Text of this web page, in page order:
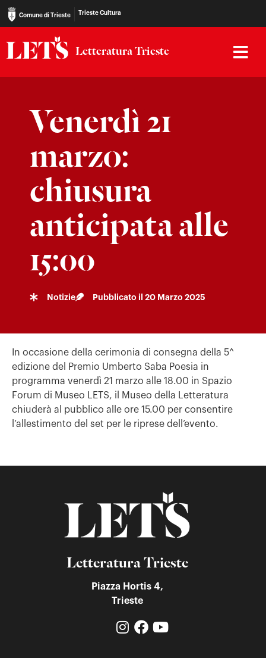
Comune di Trieste Trieste Cultura
Letteratura Trieste
Venerdì 21
marzo:
chiusura
anticipata alle
15:00
Notizie Pubblicato il 20 Marzo 2025
In occasione della cerimonia di consegna della 5^
edizione del Premio Umberto Saba Poesia in
programma venerdì 21 marzo alle 18.00 in Spazio
Forum di Museo LETS, il Museo della Letteratura
chiuderà al pubblico alle ore 15.00 per consentire
l’allestimento del set per le riprese dell’evento.
Letteratura Trieste
Piazza Hortis 4,
Trieste